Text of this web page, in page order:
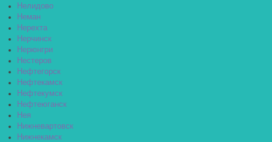
Нелидово
Неман
Нерехта
Нерчинск
Нерюнгри
Нестеров
Нефтегорск
Нефтекамск
Нефтекумск
Нефтеюганск
Нея
Нижневартовск
Нижнекамск